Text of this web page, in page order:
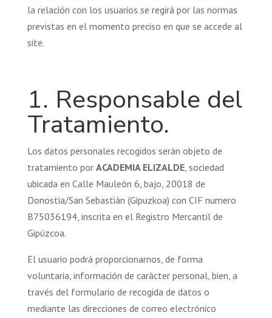
la relación con los usuarios se regirá por las normas
previstas en el momento preciso en que se accede al
site.
1. Responsable del
Tratamiento.
Los datos personales recogidos serán objeto de
tratamiento por ACADEMIA ELIZALDE, sociedad
ubicada en Calle Mauleón 6, bajo, 20018 de
Donostia/San Sebastián (Gipuzkoa) con CIF numero
B75036194, inscrita en el Registro Mercantil de
Gipúzcoa.
El usuario podrá proporcionarnos, de forma
voluntaria, información de carácter personal, bien, a
través del formulario de recogida de datos o
mediante las direcciones de correo electrónico